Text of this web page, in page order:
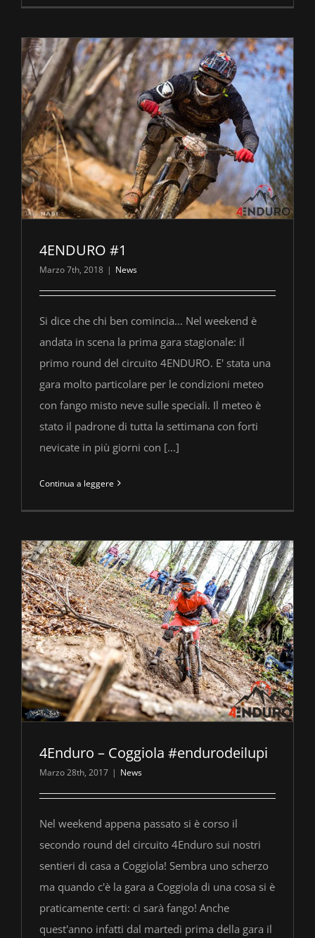
4ENDURO #1
Marzo 7th, 2018 | News
Si dice che chi ben comincia... Nel weekend è
andata in scena la prima gara stagionale: il
primo round del circuito 4ENDURO. E' stata una
gara molto particolare per le condizioni meteo
con fango misto neve sulle speciali. Il meteo è
stato il padrone di tutta la settimana con forti
nevicate in più giorni con [...]
Continua a leggere
4Enduro – Coggiola #endurodeilupi
Marzo 28th, 2017 | News
Nel weekend appena passato si è corso il
secondo round del circuito 4Enduro sui nostri
sentieri di casa a Coggiola! Sembra uno scherzo
ma quando c'è la gara a Coggiola di una cosa si è
praticamente certi: ci sarà fango! Anche
quest'anno infatti dal martedì prima della gara il